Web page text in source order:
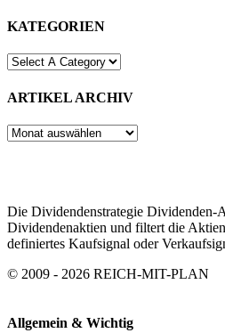
KATEGORIEN
ARTIKEL ARCHIV
ARTIKEL
Die Dividendenstrategie Dividenden-
Dividendenaktien und filtert die
definiertes Kaufsignal oder
© 2009 - 2026 REICH-MIT-PLAN
Allgemein & Wichtig